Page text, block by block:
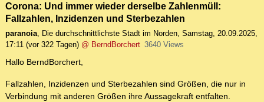
Corona: Und immer wieder derselbe Zahlenmüll:
Fallzahlen, Inzidenzen und Sterbezahlen
paranoia, Die durchschnittlichste Stadt im Norden, Samstag, 20.09.2025,
17:11 (vor 322 Tagen) @ BerndBorchert 3640 Views
Hallo BerndBorchert,
Fallzahlen, Inzidenzen und Sterbezahlen sind Größen, die nur in
Verbindung mit anderen Größen ihre Aussagekraft entfalten.